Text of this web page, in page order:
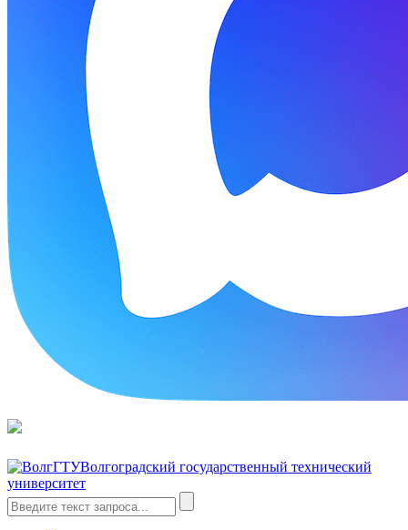
Волгоградский государственный технический
университет